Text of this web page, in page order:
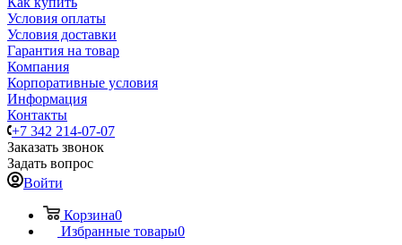
Условия оплаты
Условия доставки
Гарантия на товар
Компания
Корпоративные условия
Информация
Контакты
+7 342 214-07-07
Заказать звонок
Задать вопрос
Войти
Корзина0
Избранные товары0